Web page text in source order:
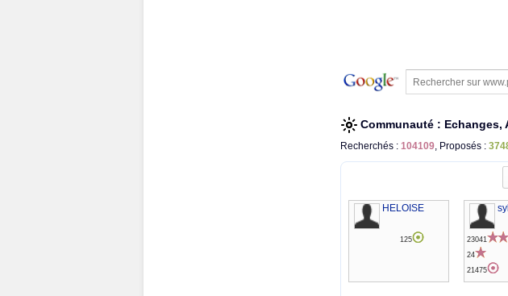
Communauté : Echanges,
Recherchés : 104109, Proposés :
HELOISE
125
23041
24
21475